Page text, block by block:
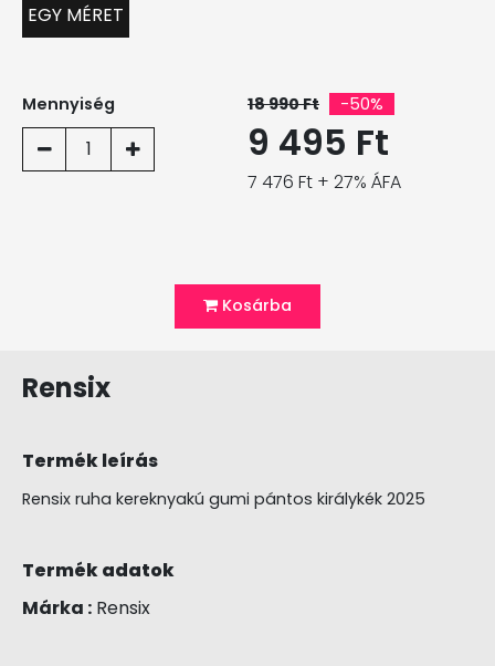
EGY MÉRET
Mennyiség
1
18 990 Ft -50%
9 495 Ft
7 476 Ft + 27% ÁFA
Kosárba
Rensix
Termék leírás
Rensix ruha kereknyakú gumi pántos királykék 2025
Termék adatok
Márka : Rensix